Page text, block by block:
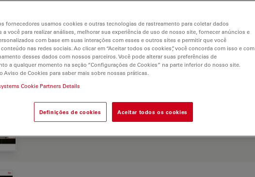
DE APLICAÇÃO
UC Enuity AppNote-Fluotrimming EN
fornecedores usamos cookies e outras tecnologias de rastreamento para coletar dados
a você para realizar análises, melhorar sua experiência de uso de nosso site, fornecer anúncios e
com base em suas interações com esses e outros sites e permitir que você
nas redes sociais. Ao clicar em “Aceitar todos os cookies”, você concorda com isso e com
desses dados com nossos parceiros. Você pode alterar suas preferências de
a qualquer momento na seção “Configurações de Cookies” na parte inferior do nosso site.
Aviso de Cookies para saber mais sobre nossas práticas.
Cookie Partners Details
Definições de cookies Aceitar todos os cookies